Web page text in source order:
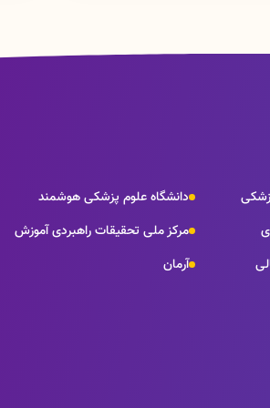
دانشگاه علوم پزشکی هوشمند
مرکز ملی تحقیقات راهبردی آموزش
آرمان